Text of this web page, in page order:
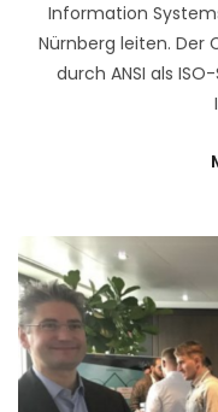
Information
Nürnberg leiten. Der
durch ANSI als